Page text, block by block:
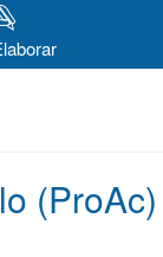
(ProAc)